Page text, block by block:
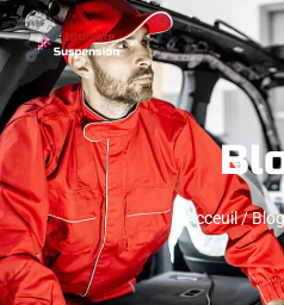
Acceuil /